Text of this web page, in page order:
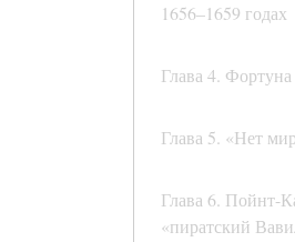
1656–1659 годах
Глава 4.
Глава 5. «Нет
Глава 6.
«пиратский